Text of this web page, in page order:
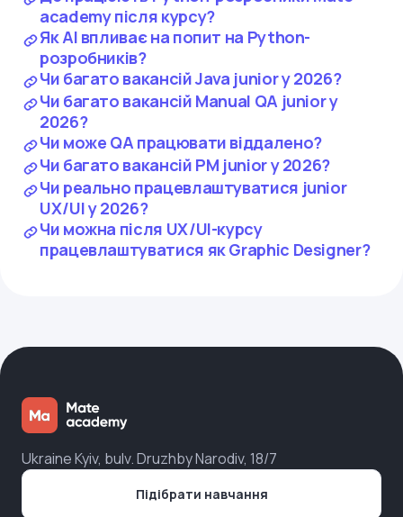
academy після курсу?
Як AI впливає на попит на Python-
розробників?
Чи багато вакансій Java junior у 2026?
Чи багато вакансій Manual QA junior у
2026?
Чи може QA працювати віддалено?
Чи багато вакансій PM junior у 2026?
Чи реально працевлаштуватися junior
UX/UI у 2026?
Чи можна після UX/UI-курсу
працевлаштуватися як Graphic Designer?
Ukraine Kyiv, bulv. Druzhby Narodiv, 18/7
Підібрати навчання